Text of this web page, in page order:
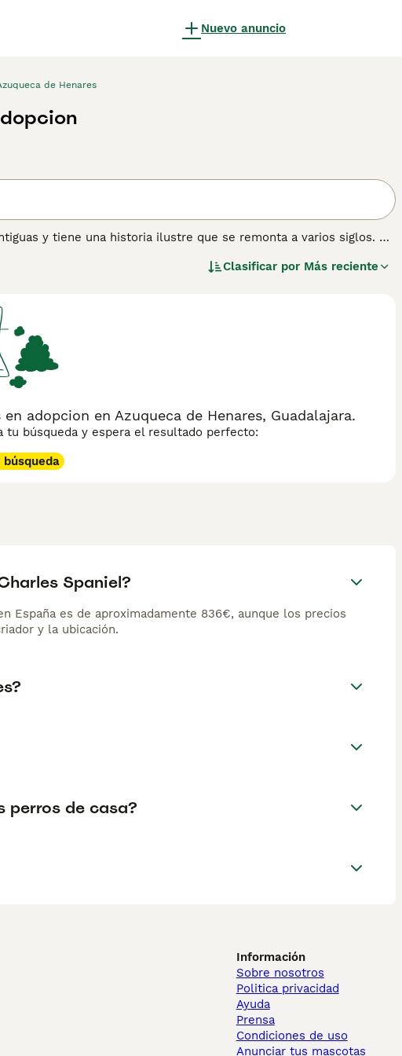
Nuevo anuncio
de Henares
y tiene una historia ilustre que se remonta a varios siglos. El
más grandes que sus primos King Charles Spaniel y también
Clasificar por Más reciente
adopcion en Azuqueca de Henares, Guadalajara.
tu búsqueda y espera el resultado perfecto:
búsqueda
Spaniel?
España es de aproximadamente 836€, aunque los precios
y la ubicación.
perros de casa?
Información
Sobre nosotros
Politica privacidad
Ayuda
Prensa
Condiciones de uso
Anunciar tus mascotas